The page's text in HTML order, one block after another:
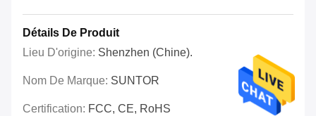
Détails De Produit
Lieu D'origine: Shenzhen (Chine).
Nom De Marque: SUNTOR
Certification: FCC, CE, RoHS